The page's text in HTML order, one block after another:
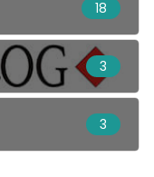
18
3
3